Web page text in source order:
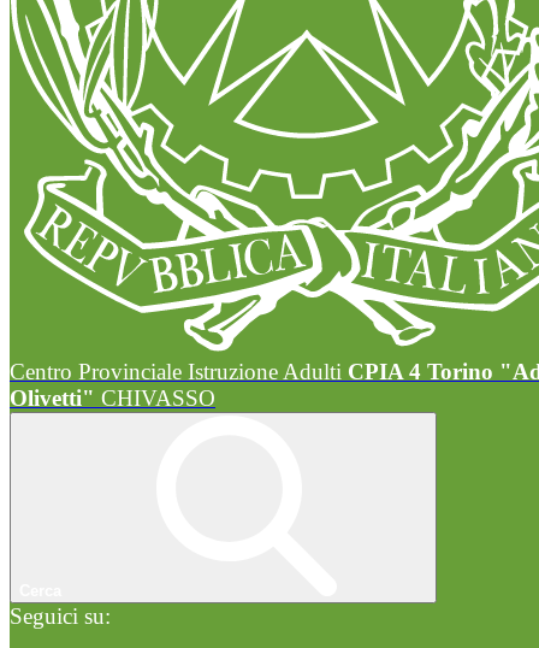
Centro Provinciale Istruzione Adulti CPIA 4 Torino
Olivetti" CHIVASSO
Seguici su: